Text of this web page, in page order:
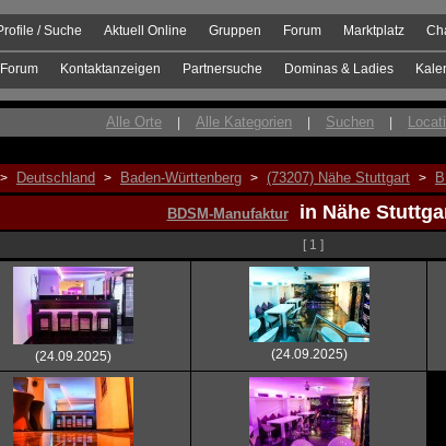
Marktplatz
Forum
Gruppen
Aktuell Online
/ Suche
Dominas & Ladies
Partnersuche
Kontaktanzeigen
Alle Orte Alle Kategorien Suchen
> Deutschland > Baden-Württenberg > (73207) Nähe Stuttgart >
BDSM-Manufaktur in Nähe
[ 1 ]
(24.09.2025) (24.09.2025)